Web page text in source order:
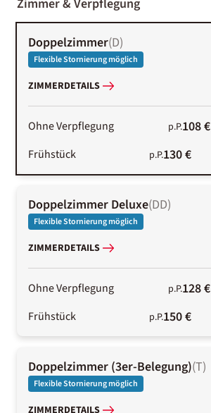
Zimmer & Verpflegung
Doppelzimmer(D)
Flexible Stornierung möglich
ZIMMERDETAILS
Ohne Verpflegung p.P.108 €
Frühstück p.P.130 €
Doppelzimmer Deluxe(DD)
Flexible Stornierung möglich
ZIMMERDETAILS
Ohne Verpflegung p.P.128 €
Frühstück p.P.150 €
Doppelzimmer (3er-Belegung)(T)
Flexible Stornierung möglich